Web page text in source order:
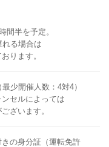
間半を予定。
る場合は
ります。
少開催人数：4対4）
セルによっては
ざいます。
の身分証（運転免許